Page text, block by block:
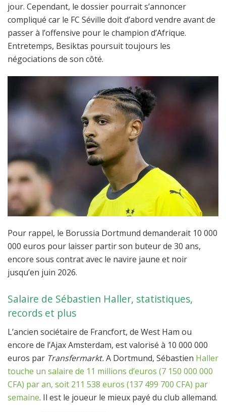
jour. Cependant, le dossier pourrait s’annoncer
compliqué car le FC Séville doit d’abord vendre avant de
passer à l’offensive pour le champion d’Afrique.
Entretemps, Besiktas poursuit toujours les
négociations de son côté.
Pour rappel, le Borussia Dortmund demanderait 10 000
000 euros pour laisser partir son buteur de 30 ans,
encore sous contrat avec le navire jaune et noir
jusqu’en juin 2026.
Salaire de Sébastien Haller, statistiques,
records et plus
L’ancien sociétaire de Francfort, de West Ham ou
encore de l’Ajax Amsterdam, est valorisé à 10 000 000
euros par Transfermarkt.A Dortmund, Sébastien Haller
touche un salaire de 11 millions d’euros (7 150 000 000
CFA) par an, soit 211 538 euros (137 499 700 CFA) par
semaine. Il est le joueur le mieux payé du club allemand.